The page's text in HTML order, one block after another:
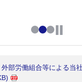
外部労働組合等による当